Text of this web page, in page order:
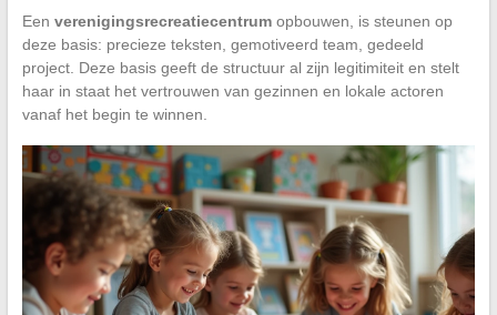
Een verenigingsrecreatiecentrumopbouwen, is steunen op
deze basis: precieze teksten, gemotiveerd team, gedeeld
project. Deze basis geeft de structuur al zijn legitimiteit en stelt
haar in staat het vertrouwen van gezinnen en lokale actoren
vanaf het begin te winnen.